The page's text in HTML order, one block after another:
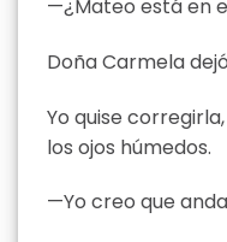
—¿Mateo está en
Doña Carmela
Yo quise
los ojos húmedos.
—Yo creo que